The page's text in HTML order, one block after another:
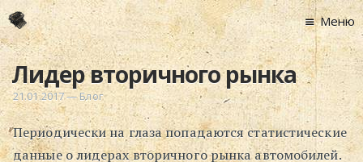
Главная
Новости
Графоманство
* Автотекст
Меню
Лидер вторичного рынка
21.01.2017—Блог
Периодически на глаза попадаются статистические
данные о лидерах вторичного рынка автомобилей.